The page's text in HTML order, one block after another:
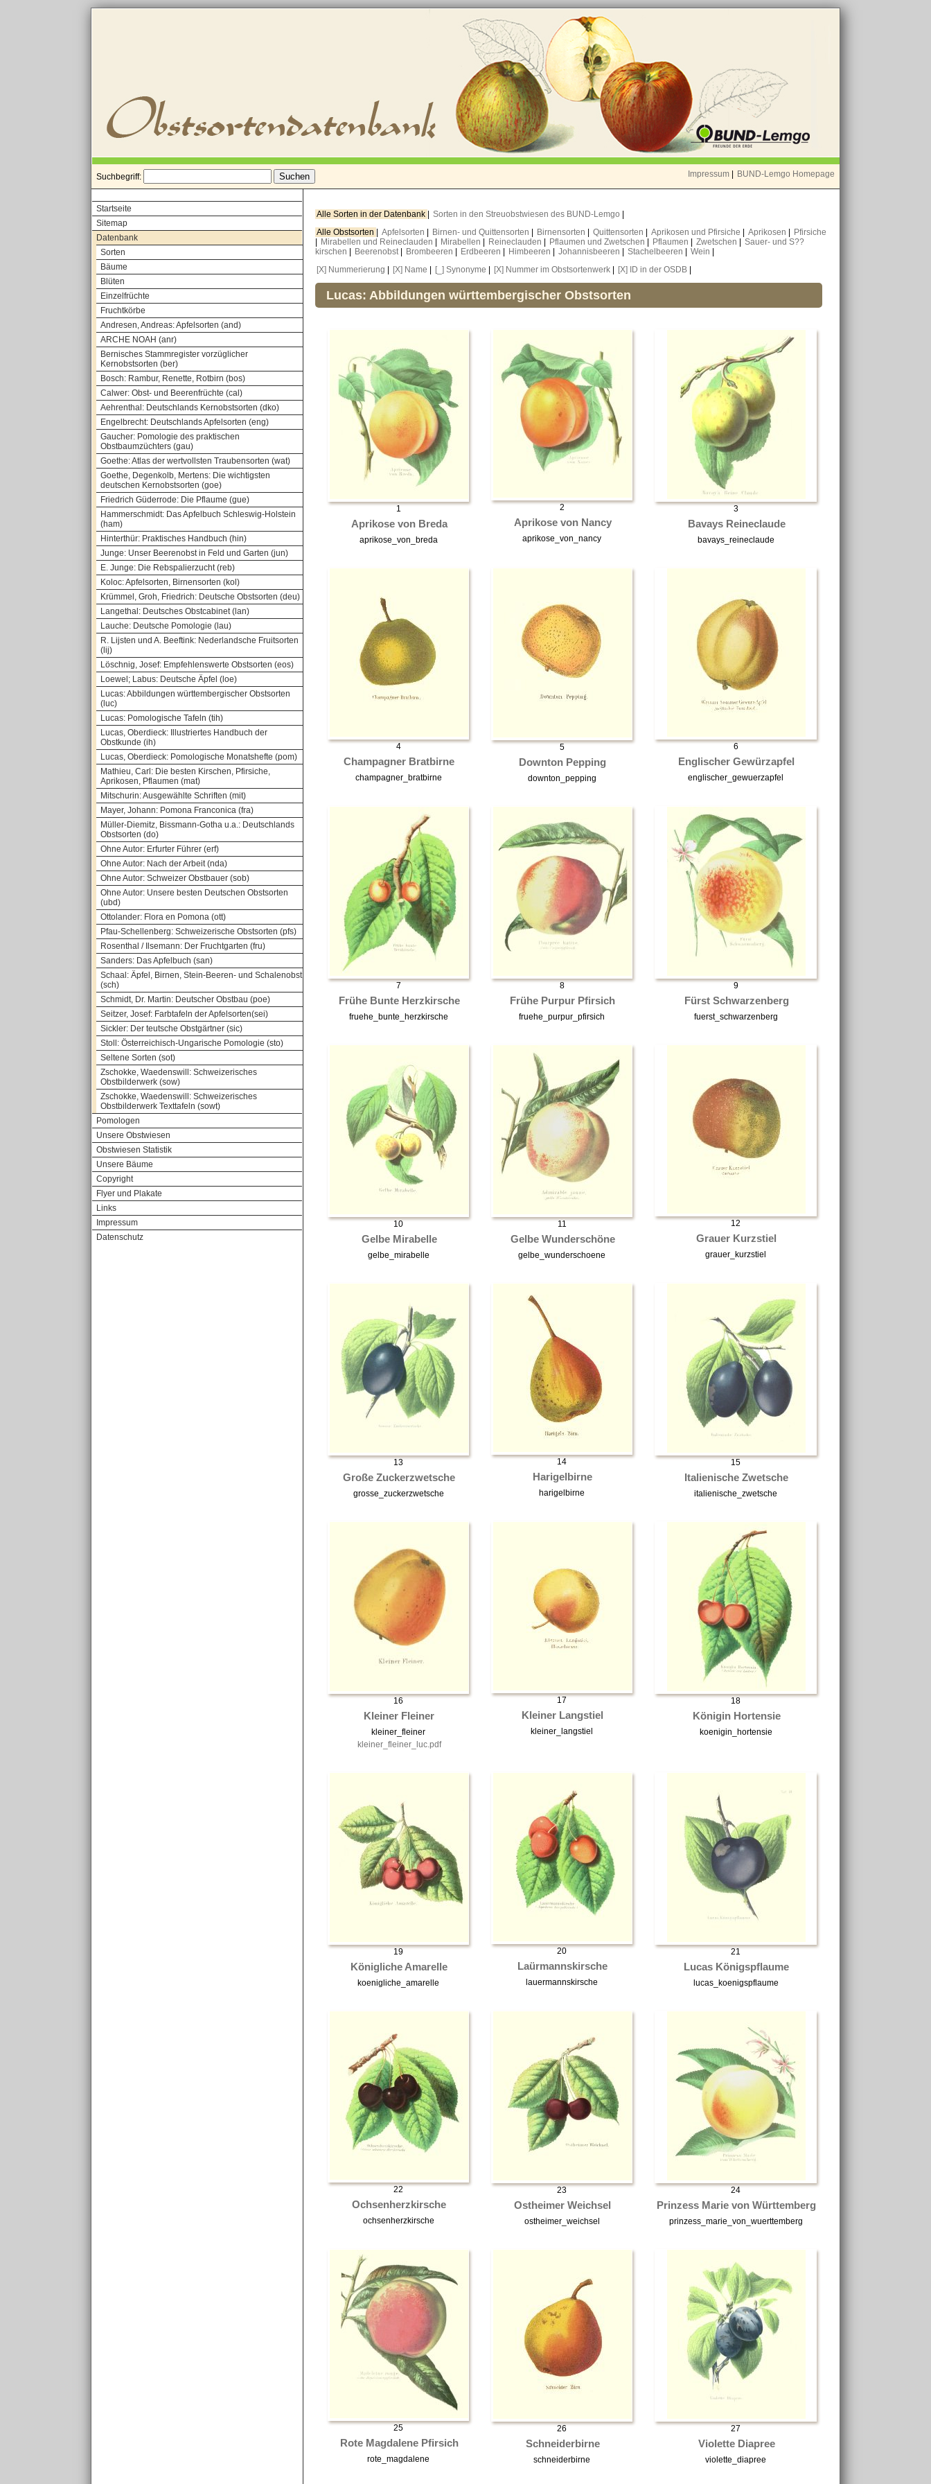
Suchbegriff: Impressum BUND-Lemgo Homepage
Startseite
Sitemap
Datenbank
Sorten
Bäume
Blüten
Einzelfrüchte
Fruchtkörbe
Andresen, Andreas: Apfelsorten (and)
ARCHE NOAH (anr)
Bernisches Stammregister vorzüglicher
Kernobstsorten (ber)
Bosch: Rambur, Renette, Rotbirn (bos)
Calwer: Obst- und Beerenfrüchte (cal)
Aehrenthal: Deutschlands Kernobstsorten (dko)
Engelbrecht: Deutschlands Apfelsorten (eng)
Gaucher: Pomologie des praktischen
Obstbaumzüchters (gau)
Goethe: Atlas der wertvollsten Traubensorten (wat)
Goethe, Degenkolb, Mertens: Die wichtigsten
deutschen Kernobstsorten (goe)
Friedrich Güderrode: Die Pflaume (gue)
Hammerschmidt: Das Apfelbuch Schleswig-Holstein
(ham)
Hinterthür: Praktisches Handbuch (hin)
Junge: Unser Beerenobst in Feld und Garten (jun)
E. Junge: Die Rebspalierzucht (reb)
Koloc: Apfelsorten, Birnensorten (kol)
Krümmel, Groh, Friedrich: Deutsche Obstsorten (deu)
Langethal: Deutsches Obstcabinet (lan)
Lauche: Deutsche Pomologie (lau)
R. Lijsten und A. Beeftink: Nederlandsche Fruitsorten
(lij)
Löschnig, Josef: Empfehlenswerte Obstsorten (eos)
Loewel; Labus: Deutsche Äpfel (loe)
Lucas: Abbildungen württembergischer Obstsorten
(luc)
Lucas: Pomologische Tafeln (tih)
Lucas, Oberdieck: Illustriertes Handbuch der
Obstkunde (ih)
Lucas, Oberdieck: Pomologische Monatshefte (pom)
Mathieu, Carl: Die besten Kirschen, Pfirsiche,
Aprikosen, Pflaumen (mat)
Mitschurin: Ausgewählte Schriften (mit)
Mayer, Johann: Pomona Franconica (fra)
Müller-Diemitz, Bissmann-Gotha u.a.: Deutschlands
Obstsorten (do)
Ohne Autor: Erfurter Führer (erf)
Ohne Autor: Nach der Arbeit (nda)
Ohne Autor: Schweizer Obstbauer (sob)
Ohne Autor: Unsere besten Deutschen Obstsorten
(ubd)
Ottolander: Flora en Pomona (ott)
Pfau-Schellenberg: Schweizerische Obstsorten (pfs)
Rosenthal / Ilsemann: Der Fruchtgarten (fru)
Sanders: Das Apfelbuch (san)
Schaal: Äpfel, Birnen, Stein-Beeren- und Schalenobst
(sch)
Schmidt, Dr. Martin: Deutscher Obstbau (poe)
Seitzer, Josef: Farbtafeln der Apfelsorten(sei)
Sickler: Der teutsche Obstgärtner (sic)
Stoll: Österreichisch-Ungarische Pomologie (sto)
Seltene Sorten (sot)
Zschokke, Waedenswill: Schweizerisches
Obstbilderwerk (sow)
Zschokke, Waedenswill: Schweizerisches
Obstbilderwerk Texttafeln (sowt)
Pomologen
Unsere Obstwiesen
Obstwiesen Statistik
Unsere Bäume
Copyright
Flyer und Plakate
Links
Impressum
Datenschutz
Alle Sorten in der Datenbank Sorten in den Streuobstwiesen des BUND-Lemgo
Alle Obstsorten
Apfelsorten Birnen- und Quittensorten Birnensorten Quittensorten Aprikosen und Pfirsiche Aprikosen
Pfirsiche
Mirabellen und Reineclauden Mirabellen Reineclauden Pflaumen und Zwetschen Pflaumen Zwetschen
Sauer- und S??
kirschen
Beerenobst Brombeeren Erdbeeren Himbeeren Johannisbeeren Stachelbeeren Wein
[X] Nummerierung
[X] Name [_] Synonyme [X] Nummer im Obstsortenwerk [X] ID in der OSDB
Lucas: Abbildungen württembergischer Obstsorten
1
Aprikose von Breda
aprikose_von_breda
2
Aprikose von Nancy
aprikose_von_nancy
3
Bavays Reineclaude
bavays_reineclaude
4
Champagner Bratbirne
champagner_bratbirne
5
Downton Pepping
downton_pepping
6
Englischer Gewürzapfel
englischer_gewuerzapfel
7
Frühe Bunte Herzkirsche
fruehe_bunte_herzkirsche
8
Frühe Purpur Pfirsich
fruehe_purpur_pfirsich
9
Fürst Schwarzenberg
fuerst_schwarzenberg
10
Gelbe Mirabelle
gelbe_mirabelle
11
Gelbe Wunderschöne
gelbe_wunderschoene
12
Grauer Kurzstiel
grauer_kurzstiel
13
Große Zuckerzwetsche
grosse_zuckerzwetsche
14
Harigelbirne
harigelbirne
15
Italienische Zwetsche
italienische_zwetsche
16
Kleiner Fleiner
kleiner_fleiner
kleiner_fleiner_luc.pdf
17
Kleiner Langstiel
kleiner_langstiel
18
Königin Hortensie
koenigin_hortensie
19
Königliche Amarelle
koenigliche_amarelle
20
Laürmannskirsche
lauermannskirsche
21
Lucas Königspflaume
lucas_koenigspflaume
22
Ochsenherzkirsche
ochsenherzkirsche
23
Ostheimer Weichsel
ostheimer_weichsel
24
Prinzess Marie von Württemberg
prinzess_marie_von_wuerttemberg
25
Rote Magdalene Pfirsich
rote_magdalene
26
Schneiderbirne
schneiderbirne
27
Violette Diapree
violette_diapree